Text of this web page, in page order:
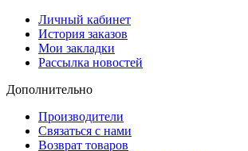
Личный кабинет
История заказов
Мои закладки
Рассылка новостей
Дополнительно
Производители
Связаться с нами
Возврат товаров